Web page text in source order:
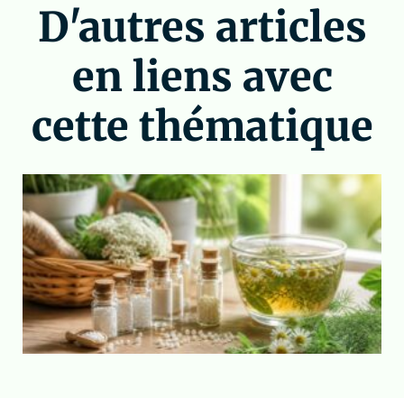
D'autres articles
en liens avec
cette thématique